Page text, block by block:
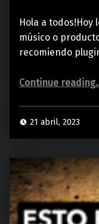
Hola a todos!Hoy
músico o
recomiendo
Continue reading“5
21 abril, 2023